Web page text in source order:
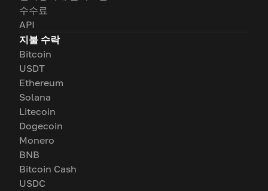
수수료
API
지불 수락
Bitcoin
USDT
Ethereum
Solana
Litecoin
Dogecoin
Monero
BNB
Bitcoin Cash
USDC